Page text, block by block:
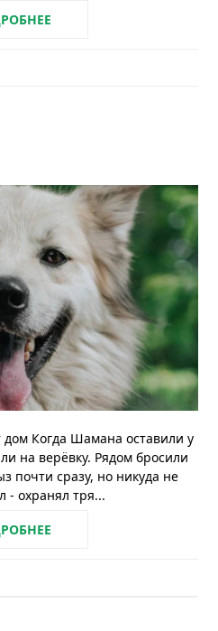
Когда Шамана оставили у
на верёвку. Рядом бросили
почти сразу, но никуда не
- охранял тря...